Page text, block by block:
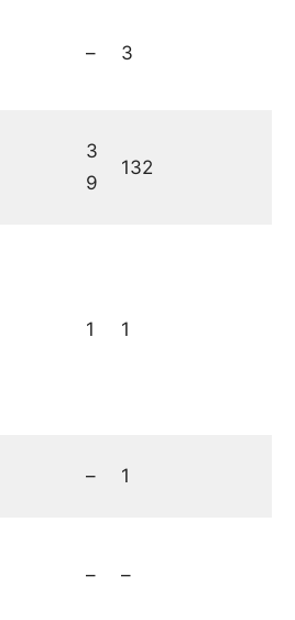
– 3
3
9
132
1 1
– 1
– –